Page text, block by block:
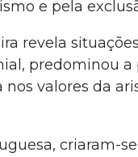
e pela
revela
predominou a
valores da
criaram-